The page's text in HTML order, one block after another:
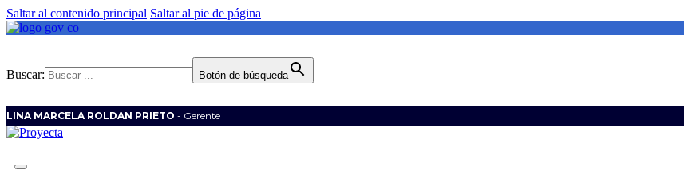
Saltar al contenido principal Saltar al pie de página
Buscar: Botón de búsqueda
LINA MARCELA ROLDAN PRIETO - Gerente